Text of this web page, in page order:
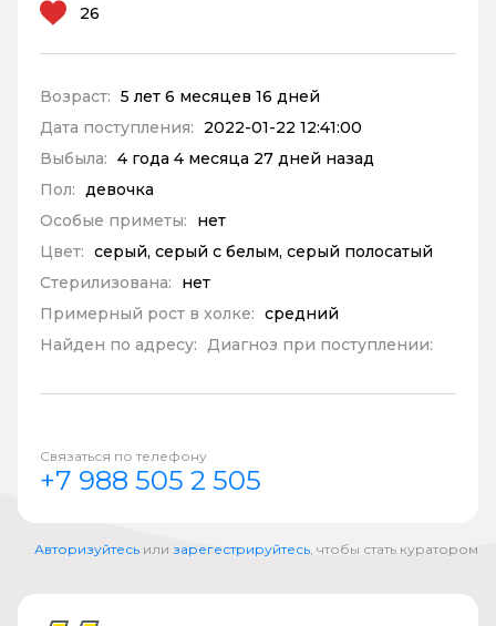
26
Возраст: 5 лет 6 месяцев 16 дней
Дата поступления:
2022-01-22 12:41:00
Выбыла: 4 года 4 месяца 27 дней назад
Пол: девочка
Особые приметы:
нет
Цвет: серый, серый с белым, серый полосатый
Стерилизована:
нет
Примерный рост в холке: средний
Найден по адресу: Диагноз при поступлении:
Связаться по телефону
+7 988 505 2 505
Авторизуйтесь или зарегестрируйтесь , чтобы стать куратором